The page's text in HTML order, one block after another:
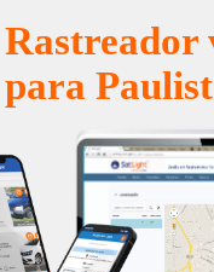
Rastreador
para